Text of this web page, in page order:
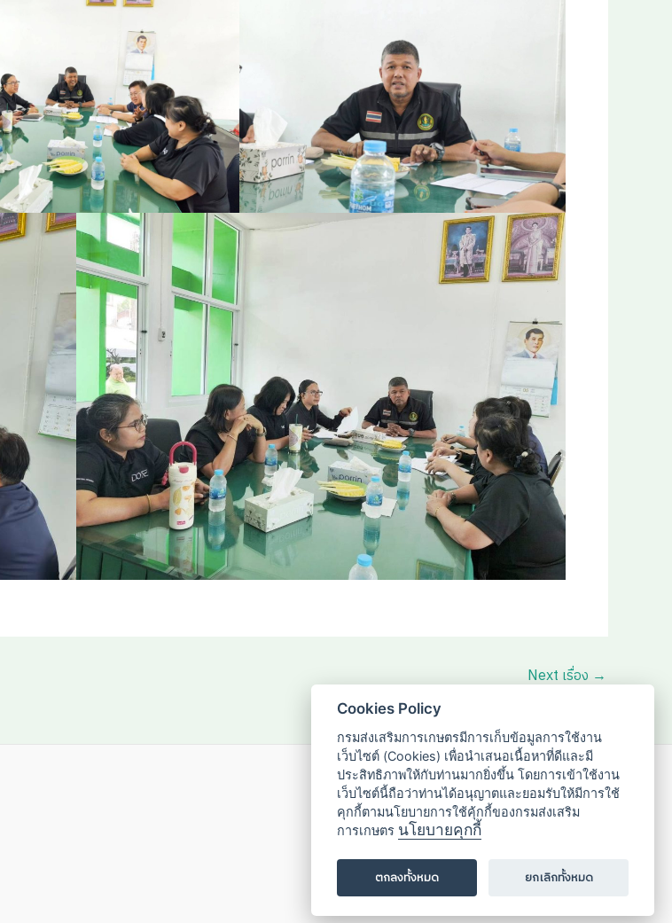
Next เรื่อง →
02-955-1595
Cookies Policy
กรมส่งเสริมการเกษตรมีการเก็บข้อมูลการใช้งาน
เว็บไซต์ (Cookies) เพื่อนำเสนอเนื้อหาที่ดีและมี
ประสิทธิภาพให้กับท่านมากยิ่งขึ้น โดยการเข้าใช้งาน
เว็บไซต์นี้ถือว่าท่านได้อนุญาตและยอมรับให้มีการใช้
คุกกี้ตามนโยบายการใช้คุ้กกี้ของกรมส่งเสริม
การเกษตร นโยบายคุกกี้
ตกลงทั้งหมด ยกเลิกทั้งหมด